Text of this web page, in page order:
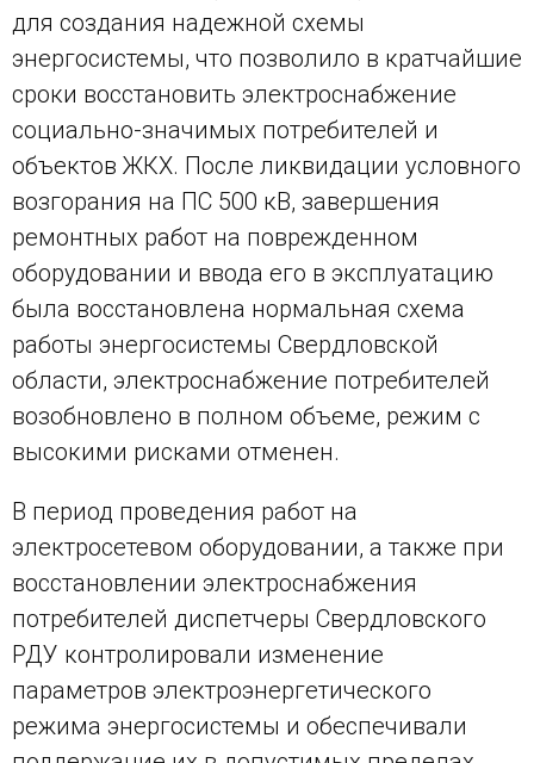
для создания надежной схемы
энергосистемы, что позволило в кратчайшие
сроки восстановить электроснабжение
социально-значимых потребителей и
объектов ЖКХ. После ликвидации условного
возгорания на ПС 500 кВ, завершения
ремонтных работ на поврежденном
оборудовании и ввода его в эксплуатацию
была восстановлена нормальная схема
работы энергосистемы Свердловской
области, электроснабжение потребителей
возобновлено в полном объеме, режим с
высокими рисками отменен.
В период проведения работ на
электросетевом оборудовании, а также при
восстановлении электроснабжения
потребителей диспетчеры Свердловского
РДУ контролировали изменение
параметров электроэнергетического
режима энергосистемы и обеспечивали